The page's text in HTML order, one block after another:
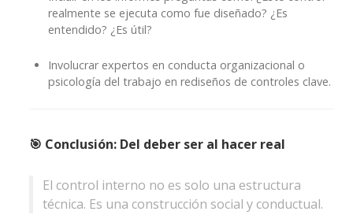
realmente se ejecuta como fue diseñado? ¿Es
entendido? ¿Es útil?
Involucrar expertos en conducta organizacional o
psicología del trabajo en rediseños de controles clave.
🎯 Conclusión: Del deber ser al hacer real
El control interno no es solo una estructura
técnica. Es una construcción social y conductual.